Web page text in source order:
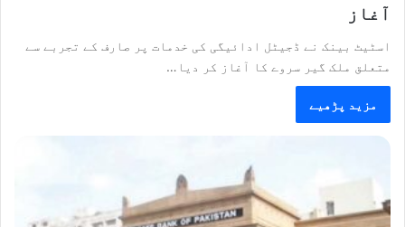
آغاز
اسٹیٹ بینک نے ڈجیٹل ادائیگی کی خدمات پر صارف کے تجربے سے
متعلق ملک گیر سروے کا آغاز کر دیا…
مزید پڑھیے